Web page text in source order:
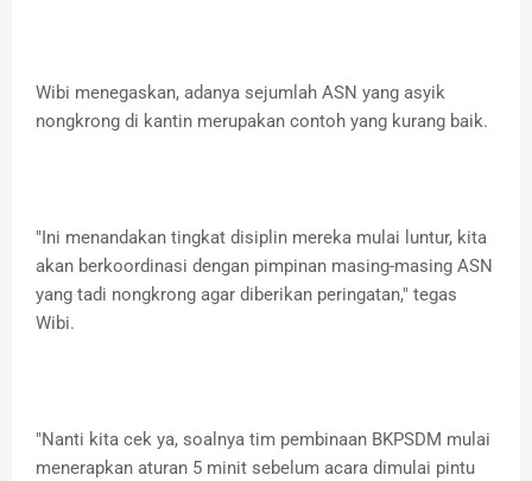
Wibi menegaskan, adanya sejumlah ASN yang asyik
nongkrong di kantin merupakan contoh yang kurang baik.
"Ini menandakan tingkat disiplin mereka mulai luntur, kita
akan berkoordinasi dengan pimpinan masing-masing ASN
yang tadi nongkrong agar diberikan peringatan," tegas
Wibi.
"Nanti kita cek ya, soalnya tim pembinaan BKPSDM mulai
menerapkan aturan 5 minit sebelum acara dimulai pintu